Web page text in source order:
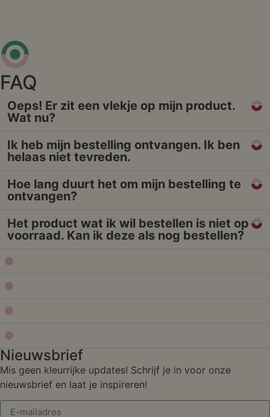
FAQ
Oeps! Er zit een vlekje op mijn product.
Wat nu?
Ik heb mijn bestelling ontvangen. Ik ben
helaas niet tevreden.
Hoe lang duurt het om mijn bestelling te
ontvangen?
Het product wat ik wil bestellen is niet op
voorraad. Kan ik deze als nog bestellen?
Nieuwsbrief
Mis geen kleurrijke updates! Schrijf je in voor onze
nieuwsbrief en laat je inspireren!